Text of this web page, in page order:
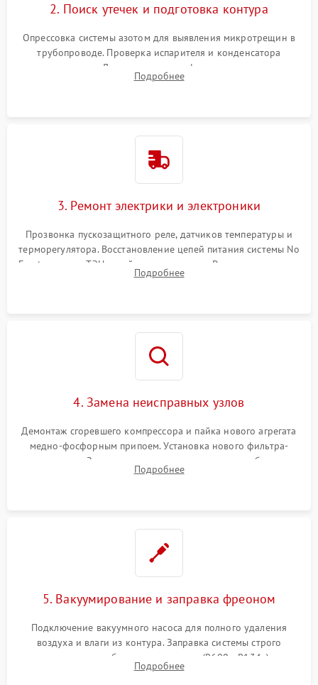
2. Поиск утечек и подготовка контура
Опрессовка системы азотом для выявления микротрещин в
трубопроводе. Проверка испарителя и конденсатора
течеискателем. Демонтаж старого фильтра-осушителя и
продувка капиллярной трубки для устранения засоров.
Подробнее
3. Ремонт электрики и электроники
Прозвонка пускозащитного реле, датчиков температуры и
терморегулятора. Восстановление цепей питания системы No
Frost, включая ТЭН оттайки и вентилятор. Ремонт или замена
платы управления при сбоях алгоритмов.
Подробнее
4. Замена неисправных узлов
Демонтаж сгоревшего компрессора и пайка нового агрегата
медно-фосфорным припоем. Установка нового фильтра-
осушителя. Замена изношенных вентиляторов обдува,
сломанных заслонок или поврежденных дверных петель.
Подробнее
5. Вакуумирование и заправка фреоном
Подключение вакуумного насоса для полного удаления
воздуха и влаги из контура. Заправка системы строго
дозированным объемом хладагента (R600a, R134a) по
электронным весам. Контроль рабочего давления в системе.
Подробнее